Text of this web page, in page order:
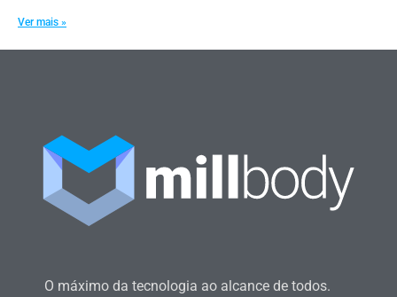
Ver mais »
O máximo da tecnologia ao alcance de todos.